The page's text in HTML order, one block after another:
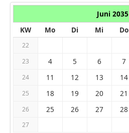
Juni 2035
KW
Mo Di Mi Do
22
23 4 5 6 7
24 11 12 13 14
25 18 19 20 21
26 25 26 27 28
27